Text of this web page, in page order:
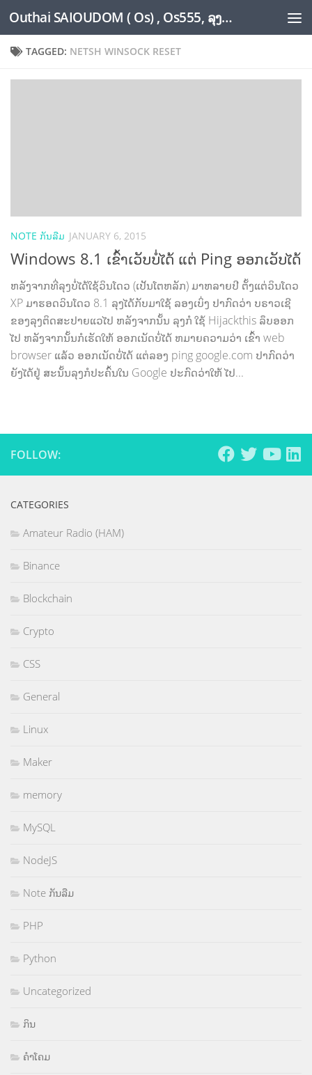
Skip to content Outhai SAIOUDOM ( Os) , Os555, ລຸງໂອ້ດ, LoungOs, UngleOs, XW1OS Official Website...
TAGGED: NETSH WINSOCK RESET
NOTE ກັນລືມ JANUARY 6, 2015
Windows 8.1 ເຂົ້າເວັບບໍ່ໄດ້ ແຕ່ Ping ອອກເວັບໄດ້
ຫລັງຈາກທີ່ລຸງບໍ່ໄດ້ໃຊ້ວິນໂດວ (ເປັນໂຕຫລັກ) ມາຫລາຍປີ ຕັ້ງແຕ່ວິນໂດວ
XP ມາຮອດວິນໂດວ 8.1 ລຸງໄດ້ກັບມາໃຊ້ ລອງເບິ່ງ ປາກົດວ່າ ບຣາວເຊີ
ຂອງລຸງຕິດສະປາຍແວໄປ ຫລັງຈາກນັ້ນ ລຸງກໍ ໃຊ້ Hijackthis ລຶບອອກ
ໄປ ຫລັງຈາກນັ້ນກໍເຮັດໃຫ້ ອອກເນັດບໍ່ໄດ້ ຫມາຍຄວາມວ່າ ເຂົ້າ web
browser ແລ້ວ ອອກເນັດບໍ່ໄດ້ ແຕ່ລອງ ping google.com ປາກົດວ່າ
ຍັງໄດ້ຢູ່ ສະນັ້ນລຸງກໍປະຄົ້ນໃນ Google ປະກົດວ່າໃຫ້ ໄປ...
FOLLOW:
CATEGORIES
Amateur Radio (HAM)
Binance
Blockchain
Crypto
CSS
General
Linux
Maker
memory
MySQL
NodeJS
Note ກັນລືມ
PHP
Python
Uncategorized
ກິນ
ຄຳໂຄມ